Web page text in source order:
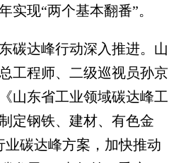
实现“两个基本翻番”。
达峰行动深入推进。山
工程师、二级巡视员孙京
山东省工业领域碳达峰工
定钢铁、建材、有色金
业碳达峰方案，加快推动